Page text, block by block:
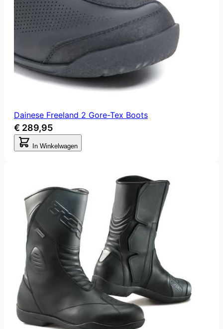
Dainese Freeland 2 Gore-Tex Boots
€ 289,95
In Winkelwagen